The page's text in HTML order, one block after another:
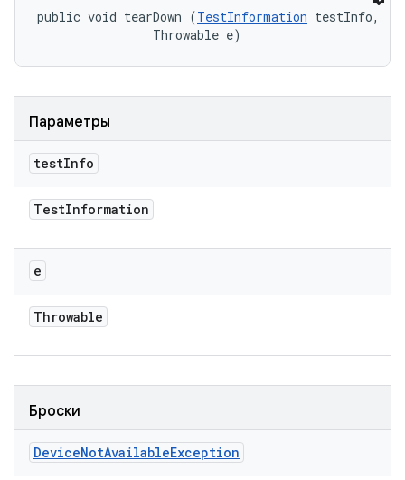
public void tearDown (TestInformation testInfo,
                Throwable e)
Параметры
testInfo
TestInformation
e
Throwable
Броски
DeviceNotAvailableException